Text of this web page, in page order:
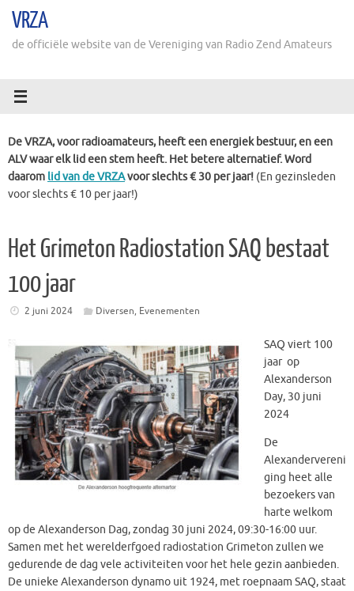
naarVRZA
de officiële website van de Vereniging van Radio Zend Amateurs
De VRZA, voor radioamateurs, heeft een energiek bestuur, en een
ALV waar elk lid een stem heeft. Het betere alternatief. Word
daarom lid van de VRZAvoor slechts € 30 per jaar! (En gezinsleden
voor slechts € 10 per jaar!)
Het Grimeton Radiostation SAQ bestaat
100 jaar
2 juni 2024 Diversen, Evenementen
SAQ viert 100
jaar op
Alexanderson
Day, 30 juni
2024
De
Alexandervereni
ging heet alle
bezoekers van
harte welkom
op de Alexanderson Dag, zondag 30 juni 2024, 09:30-16:00 uur.
Samen met het werelderfgoed radiostation Grimeton zullen we
gedurende de dag vele activiteiten voor het hele gezin aanbieden.
De unieke Alexanderson dynamo uit 1924, met roepnaam SAQ, staat